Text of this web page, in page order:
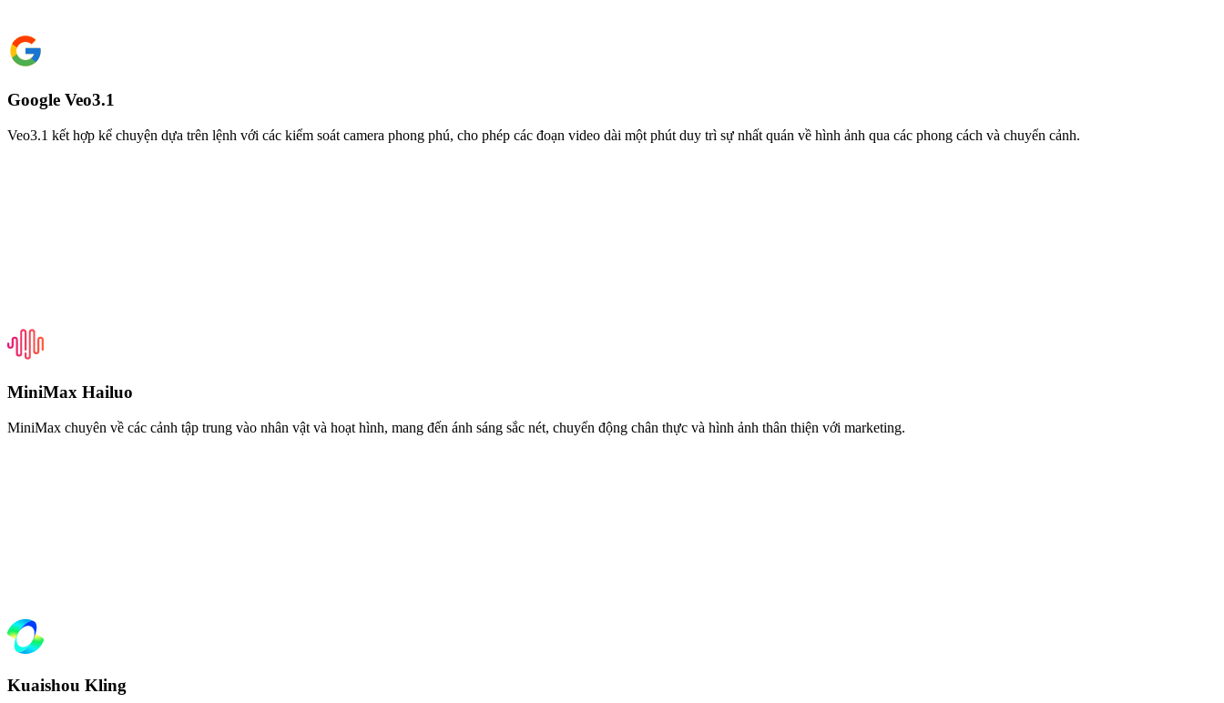
Google Veo3.1
Veo3.1 kết hợp kể chuyện dựa trên lệnh với các kiểm soát camera phong phú, cho phép các đoạn video dài một phút duy trì sự nhất quán về hình ảnh qua các phong cách và chuyển cảnh.
MiniMax Hailuo
MiniMax chuyên về các cảnh tập trung vào nhân vật và hoạt hình, mang đến ánh sáng sắc nét, chuyển động chân thực và hình ảnh thân thiện với marketing.
Kuaishou Kling